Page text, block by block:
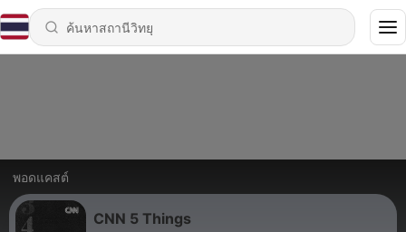
พอดแคสต์
CNN 5 Things